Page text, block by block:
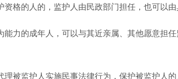
的人的，监护人由民政部门担任，也可以由
的成年人，可以与其近亲属、其他愿意担任
监护人实施民事法律行为，保护被监护人的